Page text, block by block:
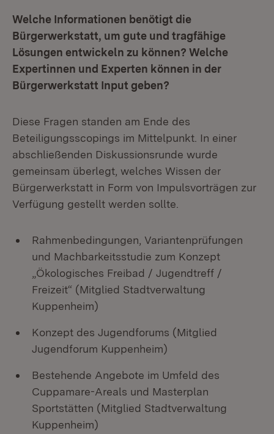
Welche Informationen benötigt die
Bürgerwerkstatt, um gute und tragfähige
Lösungen entwickeln zu können? Welche
Expertinnen und Experten können in der
Bürgerwerkstatt Input geben?
Diese Fragen standen am Ende des
Beteiligungsscopings im Mittelpunkt. In einer
abschließenden Diskussionsrunde wurde
gemeinsam überlegt, welches Wissen der
Bürgerwerkstatt in Form von Impulsvorträgen zur
Verfügung gestellt werden sollte.
Rahmenbedingungen, Variantenprüfungen
und Machbarkeitsstudie zum Konzept
„Ökologisches Freibad / Jugendtreff /
Freizeit“ (Mitglied Stadtverwaltung
Kuppenheim)
Konzept des Jugendforums (Mitglied
Jugendforum Kuppenheim)
Bestehende Angebote im Umfeld des
Cuppamare-Areals und Masterplan
Sportstätten (Mitglied Stadtverwaltung
Kuppenheim)